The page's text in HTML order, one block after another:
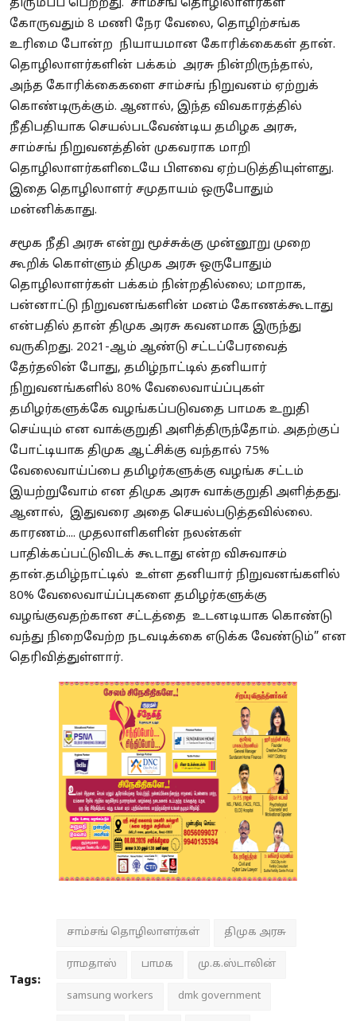
திரும்பப் பெற்றது. சாம்சங் தொழிலாளர்கள்
கோருவதும் 8 மணி நேர வேலை, தொழிற்சங்க
உரிமை போன்ற நியாயமான கோரிக்கைகள் தான்.
தொழிலாளர்களின் பக்கம் அரசு நின்றிருந்தால்,
அந்த கோரிக்கைகளை சாம்சங் நிறுவனம் ஏற்றுக்
கொண்டிருக்கும். ஆனால், இந்த விவகாரத்தில்
நீதிபதியாக செயல்படவேண்டிய தமிழக அரசு,
சாம்சங் நிறுவனத்தின் முகவராக மாறி
தொழிலாளர்களிடையே பிளவை ஏற்படுத்தியுள்ளது.
இதை தொழிலாளர் சமுதாயம் ஒருபோதும்
மன்னிக்காது.
சமூக நீதி அரசு என்று மூச்சுக்கு முன்னூறு முறை
கூறிக் கொள்ளும் திமுக அரசு ஒருபோதும்
தொழிலாளர்கள் பக்கம் நின்றதில்லை; மாறாக,
பன்னாட்டு நிறுவனங்களின் மனம் கோணக்கூடாது
என்பதில் தான் திமுக அரசு கவனமாக இருந்து
வருகிறது. 2021-ஆம் ஆண்டு சட்டப்பேரவைத்
தேர்தலின் போது, தமிழ்நாட்டில் தனியார்
நிறுவனங்களில் 80% வேலைவாய்ப்புகள்
தமிழர்களுக்கே வழங்கப்படுவதை பாமக உறுதி
செய்யும் என வாக்குறுதி அளித்திருந்தோம். அதற்குப்
போட்டியாக திமுக ஆட்சிக்கு வந்தால் 75%
வேலைவாய்ப்பை தமிழர்களுக்கு வழங்க சட்டம்
இயற்றுவோம் என திமுக அரசு வாக்குறுதி அளித்தது.
ஆனால், இதுவரை அதை செயல்படுத்தவில்லை.
காரணம்.... முதலாளிகளின் நலன்கள்
பாதிக்கப்பட்டுவிடக் கூடாது என்ற விசுவாசம்
தான்.தமிழ்நாட்டில் உள்ள தனியார் நிறுவனங்களில்
80% வேலைவாய்ப்புகளை தமிழர்களுக்கு
வழங்குவதற்கான சட்டத்தை உடனடியாக கொண்டு
வந்து நிறைவேற்ற நடவடிக்கை எடுக்க வேண்டும்” என
தெரிவித்துள்ளார்.
Tags:
சாம்சங் தொழிலாளர்கள் திமுக அரசு
ராமதாஸ் பாமக மு.க.ஸ்டாலின்
samsung workers dmk government